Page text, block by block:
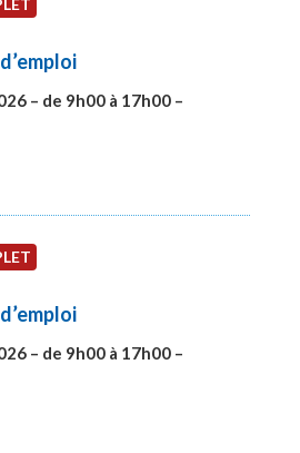
– de 9h00 à 17h00 –
– de 9h00 à 17h00 –